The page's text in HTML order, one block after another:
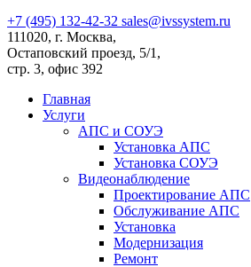
+7 (495) 132-42-32 sales@ivssystem.ru
111020, г. Москва,
Остаповский проезд, 5/1,
стр. 3, офис 392
Главная
Услуги
АПС и СОУЭ
Установка АПС
Установка СОУЭ
Видеонаблюдение
Проектирование АПС
Обслуживание АПС
Установка
Модернизация
Ремонт